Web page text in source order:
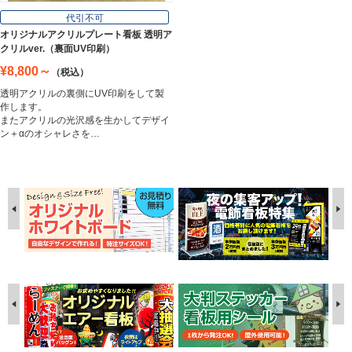
代引不可
オリジナルアクリルプレート看板 透明ア
クリルver.（裏面UV印刷）
¥8,800～
（税込）
透明アクリルの裏側にUV印刷をして製
作します。
またアクリルの光沢感を生かしてデザイ
ン＋αのオシャレさを…